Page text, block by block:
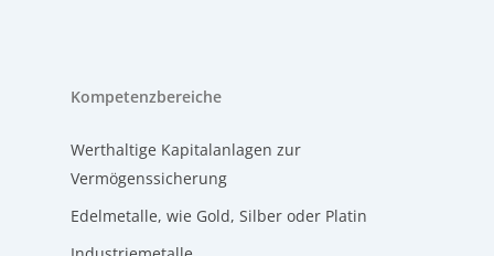
Kompetenzbereiche
Werthaltige Kapitalanlagen zur
Vermögenssicherung
Edelmetalle, wie Gold, Silber oder Platin